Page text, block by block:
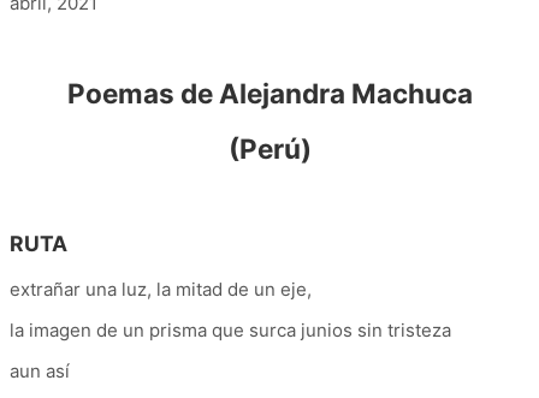
Poemas de Alejandra Machuca
(Perú)
RUTA
extrañar una luz, la mitad de un eje,
la imagen de un prisma que surca junios sin tristeza
aun así